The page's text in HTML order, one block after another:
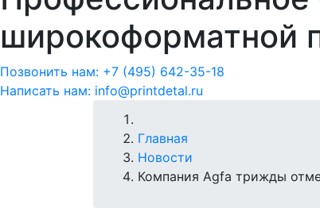
широкоформатной
Позвонить нам: +7 (495) 642-35-18
Написать нам: info@printdetal.ru
Главная
Новости
Компания Agfa трижды